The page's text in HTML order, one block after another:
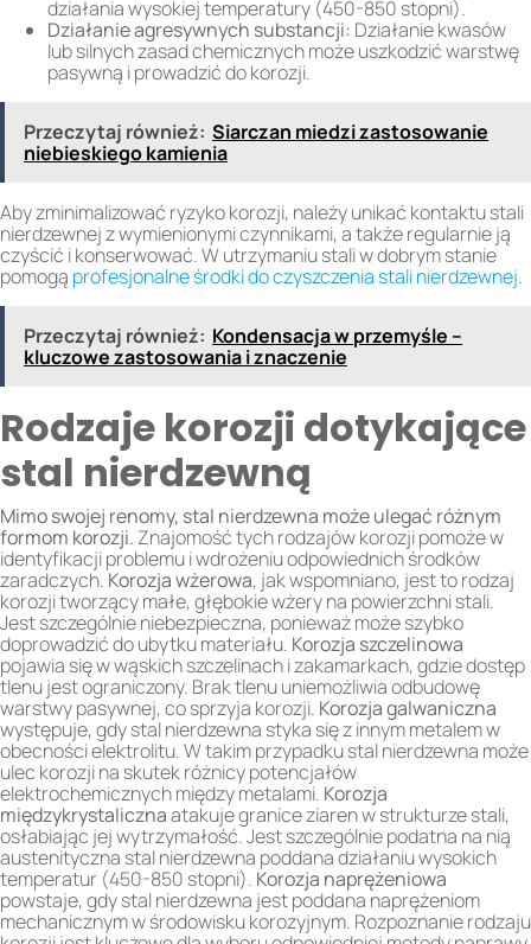
działania wysokiej temperatury (450-850 stopni).
Działanie agresywnych substancji: Działanie kwasów
lub silnych zasad chemicznych może uszkodzić warstwę
pasywną i prowadzić do korozji.
Przeczytaj również: Siarczan miedzi zastosowanie
niebieskiego kamienia
Aby zminimalizować ryzyko korozji, należy unikać kontaktu stali
nierdzewnej z wymienionymi czynnikami, a także regularnie ją
czyścić i konserwować. W utrzymaniu stali w dobrym stanie
pomogą profesjonalne środki do czyszczenia stali nierdzewnej.
Przeczytaj również: Kondensacja w przemyśle –
kluczowe zastosowania i znaczenie
Rodzaje korozji dotykające
stal nierdzewną
Mimo swojej renomy, stal nierdzewna może ulegać różnym
formom korozji. Znajomość tych rodzajów korozji pomoże w
identyfikacji problemu i wdrożeniu odpowiednich środków
zaradczych. Korozja wżerowa, jak wspomniano, jest to rodzaj
korozji tworzący małe, głębokie wżery na powierzchni stali.
Jest szczególnie niebezpieczna, ponieważ może szybko
doprowadzić do ubytku materiału. Korozja szczelinowa
pojawia się w wąskich szczelinach i zakamarkach, gdzie dostęp
tlenu jest ograniczony. Brak tlenu uniemożliwia odbudowę
warstwy pasywnej, co sprzyja korozji. Korozja galwaniczna
występuje, gdy stal nierdzewna styka się z innym metalem w
obecności elektrolitu. W takim przypadku stal nierdzewna może
ulec korozji na skutek różnicy potencjałów
elektrochemicznych między metalami. Korozja
międzykrystalicznaatakuje granice ziaren w strukturze stali,
osłabiając jej wytrzymałość. Jest szczególnie podatna na nią
austenityczna stal nierdzewna poddana działaniu wysokich
temperatur (450-850 stopni). Korozja naprężeniowa
powstaje, gdy stal nierdzewna jest poddana naprężeniom
mechanicznym w środowisku korozyjnym. Rozpoznanie rodzaju